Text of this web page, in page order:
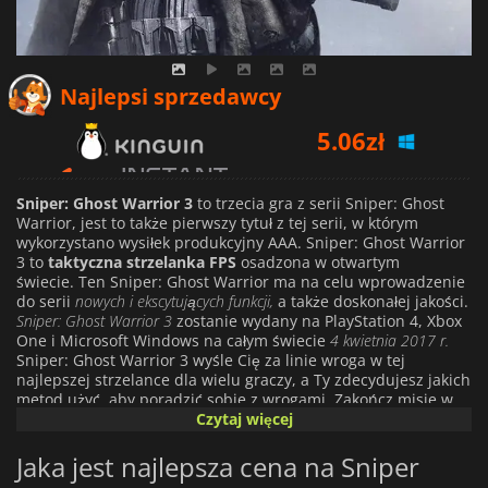
Najlepsi sprzedawcy
5.55zł
5.69zł
Sniper: Ghost Warrior 3 to trzecia gra z serii Sniper: Ghost
Warrior, jest to także pierwszy tytuł z tej serii, w którym
wykorzystano wysiłek produkcyjny AAA. Sniper: Ghost Warrior
3 to taktyczna strzelanka FPS osadzona w otwartym
świecie. Ten Sniper: Ghost Warrior ma na celu wprowadzenie
do serii nowych i ekscytujących funkcji, a także doskonałej jakości.
Sniper: Ghost Warrior 3 zostanie wydany na PlayStation 4, Xbox
One i Microsoft Windows na całym świecie 4 kwietnia 2017 r.
Sniper: Ghost Warrior 3 wyśle ​​Cię za linie wroga w tej
najlepszej strzelance dla wielu graczy, a Ty zdecydujesz jakich
metod użyć, aby poradzić sobie z wrogami. Zakończ misje w
dowolny sposób, który uznasz za konieczny, i przeżyj w tym
utrzymywać dystans między sobą a wrogami, Sniper: Ghost
Warrior 3 pozwala doświadczyć prawdziwego doświadczenia
Czytaj więcej
Jaka jest najlepsza cena na Sniper